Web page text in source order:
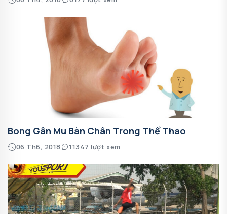
Bong Gân Mu Bàn Chân Trong Thể Thao
06 Th6, 2018 11347 lượt xem